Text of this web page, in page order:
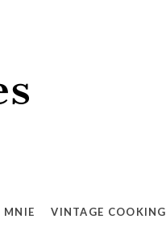
MNIE VINTAGE COOKING